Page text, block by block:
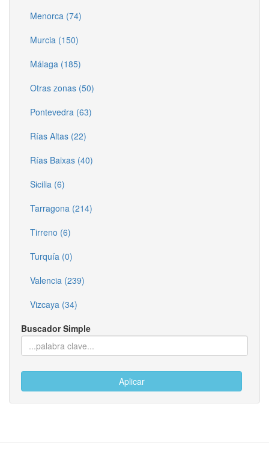
Menorca (74)
Murcia (150)
Málaga (185)
Otras zonas (50)
Pontevedra (63)
Rías Altas (22)
Rías Baixas (40)
Sicilia (6)
Tarragona (214)
Tirreno (6)
Turquía (0)
Valencia (239)
Vizcaya (34)
Buscador Simple
Aplicar